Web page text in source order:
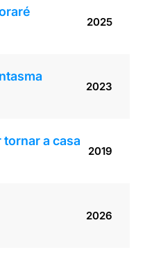
2025
2023
tornar a casa
2019
2026